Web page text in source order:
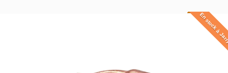
En stock à